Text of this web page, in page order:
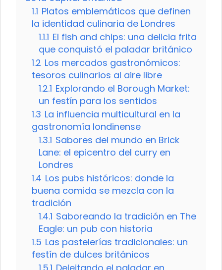
1.1 Platos emblemáticos que definen
la identidad culinaria de Londres
1.1.1 El fish and chips: una delicia frita
que conquistó el paladar británico
1.2 Los mercados gastronómicos:
tesoros culinarios al aire libre
1.2.1 Explorando el Borough Market:
un festín para los sentidos
1.3 La influencia multicultural en la
gastronomía londinense
1.3.1 Sabores del mundo en Brick
Lane: el epicentro del curry en
Londres
1.4 Los pubs históricos: donde la
buena comida se mezcla con la
tradición
1.4.1 Saboreando la tradición en The
Eagle: un pub con historia
1.5 Las pastelerías tradicionales: un
festín de dulces británicos